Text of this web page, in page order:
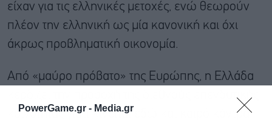
PowerGame.gr - Media.gr
είχαν για τις ελληνικές μετοχές, ενώ θεωρούν
πλέον την ελληνική ως μία κανονική και όχι
άκρως προβληματική οικονομία.
Από «μαύρο πρόβατο» της Ευρώπης, η Ελλάδα
κερδίζει την προσοχή της διεθνούς επενδυτικής
κοινότητας γιατί κινείται εδώ και καιρό κόντρα